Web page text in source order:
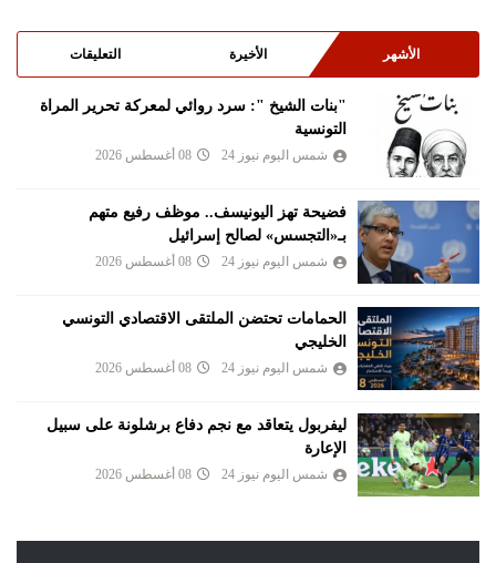
الأشهر الأخيرة التعليقات
"بنات الشيخ ": سرد روائي لمعركة تحرير المراة
التونسية
شمس اليوم نيوز 24 08 أغسطس 2026
فضيحة تهز اليونيسف.. موظف رفيع متهم
بـ«التجسس» لصالح إسرائيل
شمس اليوم نيوز 24 08 أغسطس 2026
الحمامات تحتضن الملتقى الاقتصادي التونسي
الخليجي
شمس اليوم نيوز 24 08 أغسطس 2026
ليفربول يتعاقد مع نجم دفاع برشلونة على سبيل
الإعارة
شمس اليوم نيوز 24 08 أغسطس 2026